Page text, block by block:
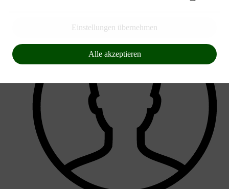
Einstellungen übernehmen
Alle akzeptieren